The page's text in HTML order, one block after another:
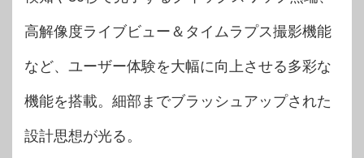
高解像度ライブビュー＆タイムラプス撮影機能
など、ユーザー体験を大幅に向上させる多彩な
機能を搭載。細部までブラッシュアップされた
設計思想が光る。